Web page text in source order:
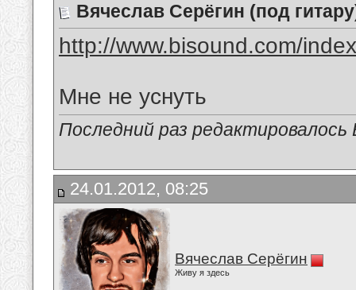
Вячеслав Серёгин (под
http://www.bisound.com/
Мне не уснуть
Последний раз
24.01.2012, 08:25
Вячеслав Серёгин
Живу я здесь